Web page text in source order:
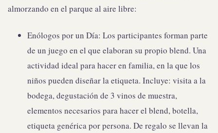
almorzando en el parque al aire libre:
Enólogos por un Día: Los participantes forman parte
de un juego en el que elaboran su propio blend. Una
actividad ideal para hacer en familia, en la que los
niños pueden diseñar la etiqueta. Incluye: visita a la
bodega, degustación de 3 vinos de muestra,
elementos necesarios para hacer el blend, botella,
etiqueta genérica por persona. De regalo se llevan la